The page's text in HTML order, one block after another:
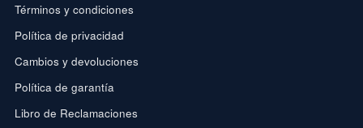
Términos y condiciones
Política de privacidad
Cambios y devoluciones
Política de garantía
Libro de Reclamaciones